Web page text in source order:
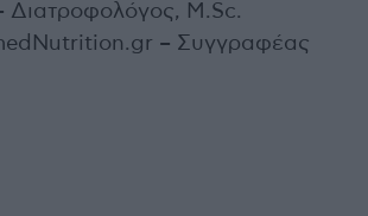
Διατροφολόγος, M.Sc.
– Συγγραφέας